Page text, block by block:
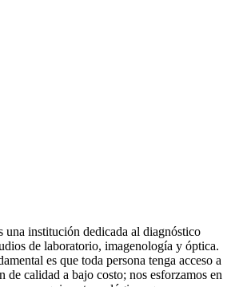
una institución dedicada al diagnóstico
de laboratorio, imagenología y óptica.
es que toda persona tenga acceso a
de calidad a bajo costo; nos esforzamos en